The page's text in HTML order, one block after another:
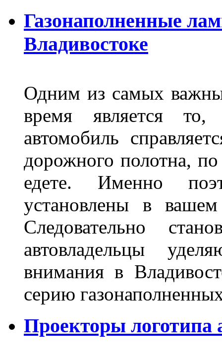
Газонаполненные
Владивостоке
Одним из самых
время является то,
автомобиль
дорожного полотна,
едете. Именно
установлены в
Следовательно
автовладельцы
внимания в
серию
Проекторы логотипа